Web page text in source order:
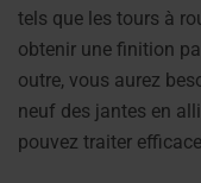
tels que les tours à
obtenir une finition
outre, vous aurez
neuf des jantes en
pouvez traiter